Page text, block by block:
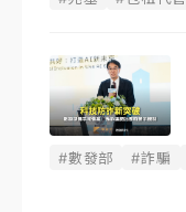
#數發部 #詐騙